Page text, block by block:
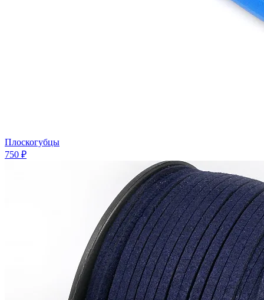
Плоскогубцы
750 ₽